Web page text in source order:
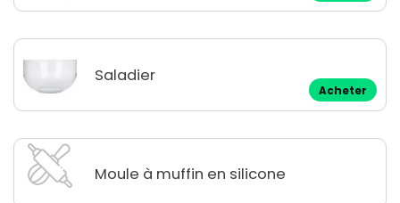
Saladier
Acheter
Moule à muffin en silicone